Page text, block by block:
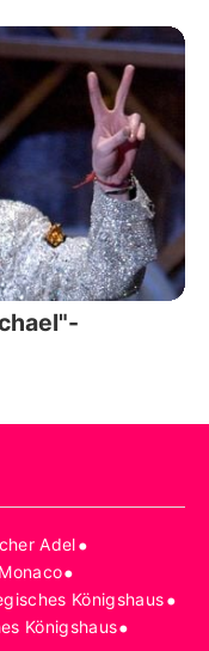
Adel•
•
Königshaus•
Königshaus•